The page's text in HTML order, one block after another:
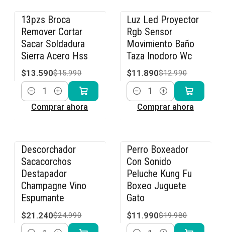
-15% OFF
13pzs Broca
Remover Cortar
Sacar Soldadura
Sierra Acero Hss
$13.590$15.990
Cantidad
Comprar ahora
-8% OFF
Luz Led Proyector
Rgb Sensor
Movimiento Baño
Taza Inodoro Wc
$11.890$12.990
Cantidad
Comprar ahora
-15% OFF
Descorchador
Sacacorchos
Destapador
Champagne Vino
Espumante
$21.240$24.990
-40% OFF
Perro Boxeador
Con Sonido
Peluche Kung Fu
Boxeo Juguete
Gato
$11.990$19.980